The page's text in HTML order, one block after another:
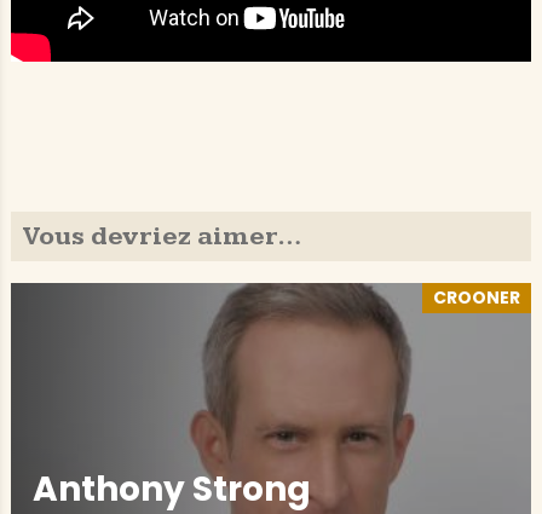
Vous devriez aimer…
CROONER
Anthony Strong